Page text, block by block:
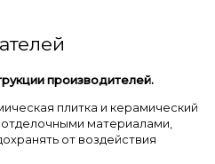
производителей.
плитка и керамический
материалами,
от воздействия